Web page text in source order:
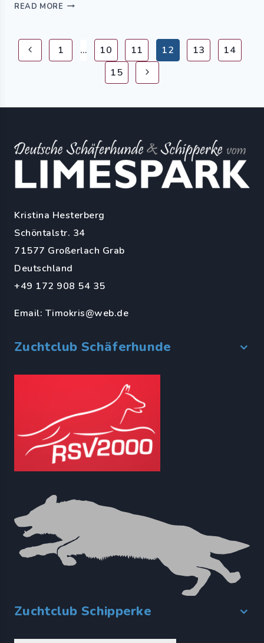
READ MORE
1 … 10 11 12 13
14
15
Kristina Hesterberg
Schöntalstr. 34
71577 Großerlach Grab
Deutschland
+49 172 908 54 35
Email: Timokris@web.de
Zuchtclub Schäferhunde
Zuchtclub Schipperke